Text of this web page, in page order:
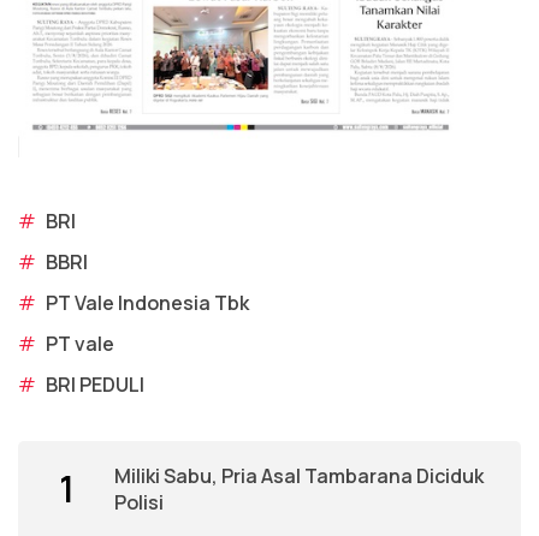
# BRI
# BBRI
# PT Vale Indonesia Tbk
# PT vale
# BRI PEDULI
1
Miliki Sabu, Pria Asal Tambarana Diciduk
Polisi